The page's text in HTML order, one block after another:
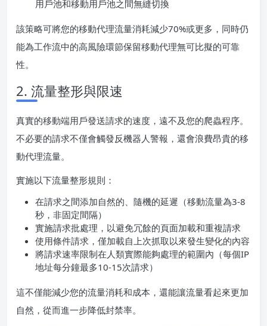
用戶池和移動用戶池之間無縫切換
該策略可將您的移動代理流量消耗減少70%或更多，同時仍
能為工作流中的高風險環節保留移動代理無可比擬的可靠
性。
2. 流量整形與限速
真實的移動端用戶發送請求的速度，遠不及您的爬蟲程序。
不必要的請求不僅會觸發反機器人警報，還會浪費昂貴的移
動代理流量。
實施以下流量整形規則：
在請求之間添加自然的、隨機的延遲（移動流量為3-8
秒，非固定間隔）
實施請求批處理，以避免冗餘的頁面加載和重複請求
使用條件請求，僅加載自上次抓取以來發生變化的內容
將請求速率限制在人類實際能夠處理的範圍內（每個IP
地址每分鐘最多10-15次請求）
這不僅能減少您的流量消耗和成本，還能讓流量看起來更加
自然，從而進一步降低封禁率。